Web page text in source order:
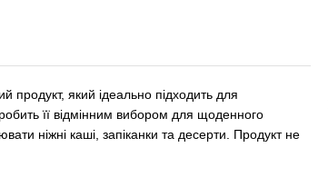
який ідеально підходить для
її відмінним вибором для щоденного
ніжні каші, запіканки та десерти. Продукт не